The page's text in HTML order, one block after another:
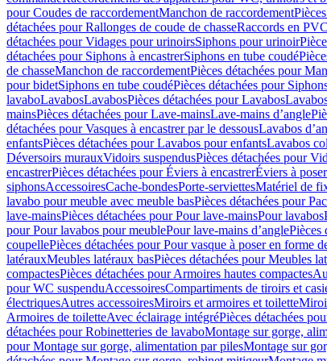
pour Coudes de raccordementManchon de raccordement
détachées pour Rallonges de coude de chasseRaccords en PVC
détachées pour Vidages pour urinoirsSiphons pour urinoir
détachées pour Siphons à encastrerSiphons en tube coudé
de chasseManchon de raccordementPièces détachées pour
pour bidetSiphons en tube coudéPièces détachées pour
lavaboLavabosLavabosPièces détachées pour Lavabos
mainsPièces détachées pour Lave-mainsLave-mains d’angle
détachées pour Vasques à encastrer par le dessousLavabos
enfantsPièces détachées pour Lavabos pour enfantsLavabos
Déversoirs murauxVidoirs suspendusPièces détachées pour
encastrerPièces détachées pour Éviers à encastrerÉviers à poser
siphonsAccessoiresCache-bondesPorte-serviettesMatériel de
lavabo pour meuble avec meuble basPièces détachées pour
lave-mainsPièces détachées pour Pour lave-mainsPour lavabos
pour Pour lavabos pour meublePour lave-mains d’anglePièces
coupellePièces détachées pour Pour vasque à poser en forme
latérauxMeubles latéraux basPièces détachées pour Meubles
compactesPièces détachées pour Armoires hautes compactes
pour WC suspenduAccessoiresCompartiments de tiroirs et
électriquesAutres accessoiresMiroirs et armoires et toilette
Armoires de toiletteAvec éclairage intégréPièces détachées
détachées pour Robinetteries de lavaboMontage sur gorge,
pour Montage sur gorge, alimentation par pilesMontage sur